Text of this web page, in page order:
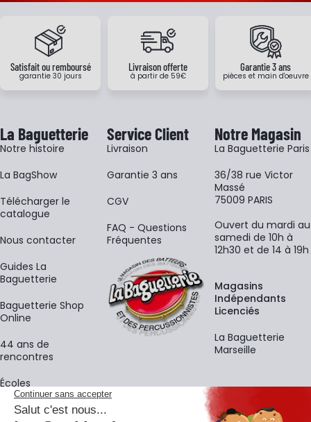
Satisfait ou remboursé
garantie 30 jours
Livraison offerte
à partir de 59€
Garantie 3 ans
pièces et main d'oeuvre
La Baguetterie
Notre histoire
La BagShow
​Télécharger le
catalogue
Nous contacter
Guides La
Baguetterie
Baguetterie Shop
Online
44 ans de
rencontres
Écoles
Service Client
Livraison
Garantie 3 ans
CGV
FAQ - Questions
Fréquentes
Notre Magasin
La Baguetterie Paris
36/38 rue Victor
Massé
75009 PARIS
Ouvert du mardi au
samedi de 10h à
12h30 et de 14 à 19h
Magasins
Indépendants
Licenciés
La Baguetterie
Marseille
La newsletter